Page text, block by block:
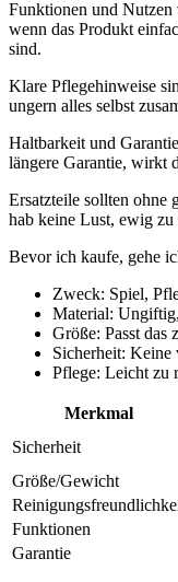
Funktionen und Nutzen
wenn das Produkt
sind.
Klare Pflegehinweise
ungern alles selbst
Haltbarkeit und
längere Garantie, wirkt
Ersatzteile sollten ohne
hab keine Lust, ewig zu
Bevor ich kaufe, gehe
Zweck: Spiel,
Material:
Größe: Passt das
Sicherheit: Keine
Pflege: Leicht zu
Merkmal
Sicherheit
Größe/Gewicht
Funktionen
Garantie